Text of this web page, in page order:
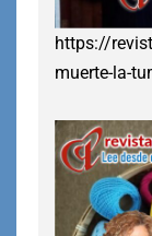
https://
muerte-la-